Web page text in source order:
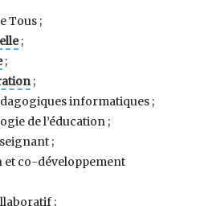
Tous ;
;
;
;
informatiques ;
de l’éducation ;
;
co-développement
;